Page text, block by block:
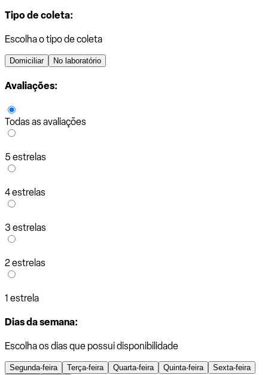
Tipo de coleta:
Escolha o tipo de coleta
Domiciliar No laboratório
Avaliações:
Todas as avaliações
5 estrelas
4 estrelas
3 estrelas
2 estrelas
1 estrela
Dias da semana:
Escolha os dias que possui disponibilidade
Segunda-feira Terça-feira Quarta-feira Quinta-feira
Sexta-feira